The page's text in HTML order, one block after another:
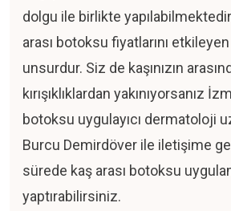
dolgu ile birlikte
arası botoksu fiyatlarını
unsurdur. Siz de kaşınızın
kırışıklıklardan yakınıyorsanız
botoksu uygulayıcı dermatoloji
Burcu Demirdöver ile iletişime
sürede kaş arası botoksu
yaptırabilirsiniz.